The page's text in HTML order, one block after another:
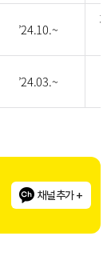
’24.10.~
’24.03.~
채널추가 +